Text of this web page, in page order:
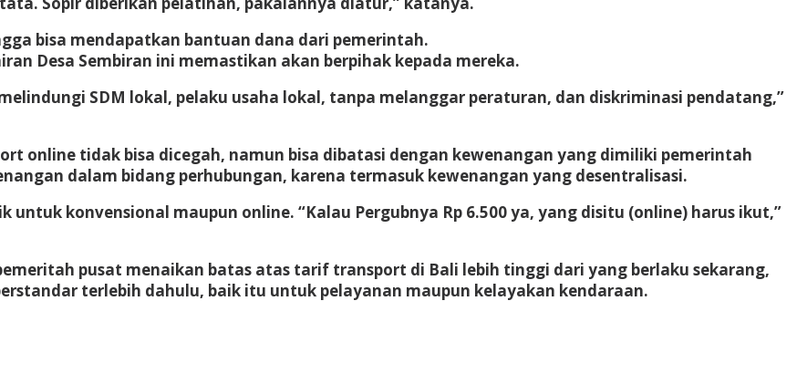
bisa mendapatkan bantuan dana dari pemerintah.
Desa Sembiran ini memastikan akan berpihak kepada mereka.
SDM lokal, pelaku usaha lokal, tanpa melanggar peraturan, dan diskriminasi pendatang,”
online tidak bisa dicegah, namun bisa dibatasi dengan kewenangan yang dimiliki pemerintah
dalam bidang perhubungan, karena termasuk kewenangan yang desentralisasi.
konvensional maupun online. “Kalau Pergubnya Rp 6.500 ya, yang disitu (online) harus ikut,”
pusat menaikan batas atas tarif transport di Bali lebih tinggi dari yang berlaku sekarang,
terlebih dahulu, baik itu untuk pelayanan maupun kelayakan kendaraan.